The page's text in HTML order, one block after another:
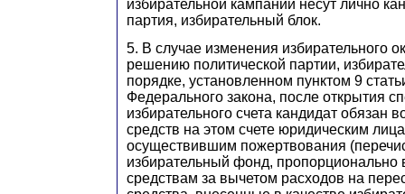
избирательной кампании несут лично
партия, избирательный блок.
5. В случае изменения избирательного
решению политической партии,
порядке, установленном пунктом 9
Федерального закона, после открытия
избирательного счета кандидат обязан
средств на этом счете юридическим
осуществившим пожертвования
избирательный фонд,
средствам за вычетом расходов на